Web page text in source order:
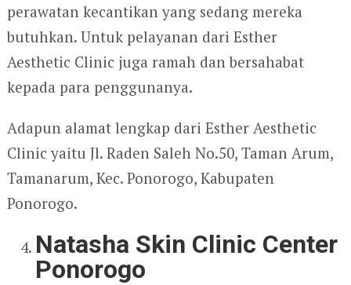
perawatan kecantikan yang sedang mereka
butuhkan. Untuk pelayanan dari Esther
Aesthetic Clinic juga ramah dan bersahabat
kepada para penggunanya.
Adapun alamat lengkap dari Esther Aesthetic
Clinic yaitu Jl. Raden Saleh No.50, Taman Arum,
Tamanarum, Kec. Ponorogo, Kabupaten
Ponorogo.
Natasha Skin Clinic Center
Ponorogo